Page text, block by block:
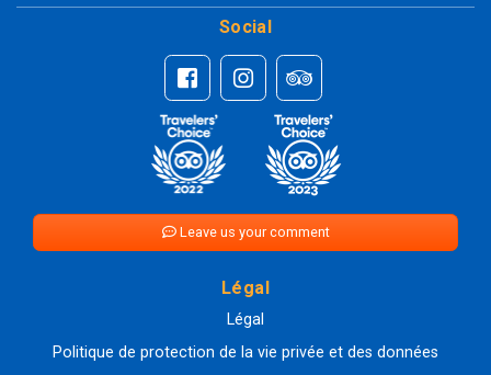
Légal
Légal
Politique de protection de la vie privée et des données
Social
Leave us your comment